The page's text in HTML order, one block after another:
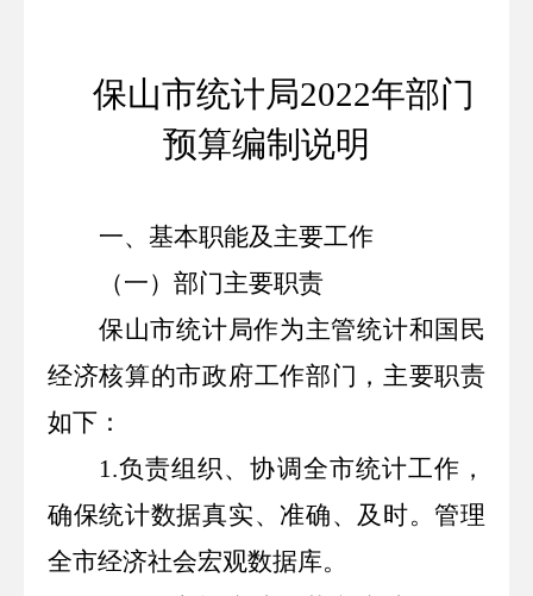
保山市统计局2022年部门
预算编制说明
一、基本职能及主要工作
（一）部门主要职责
保山市统计局作为主管统计和国民
经济核算的市政府工作部门，主要职责
如下：
1.负责组织、协调全市统计工作，
确保统计数据真实、准确、及时。管理
全市经济社会宏观数据库。